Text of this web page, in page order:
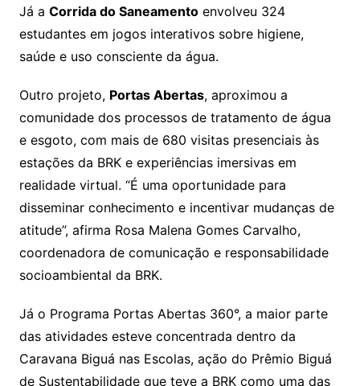
Já a Corrida do Saneamentoenvolveu 324
estudantes em jogos interativos sobre higiene,
saúde e uso consciente da água.
Outro projeto, Portas Abertas, aproximou a
comunidade dos processos de tratamento de água
e esgoto, com mais de 680 visitas presenciais às
estações da BRK e experiências imersivas em
realidade virtual. “É uma oportunidade para
disseminar conhecimento e incentivar mudanças de
atitude”, afirma Rosa Malena Gomes Carvalho,
coordenadora de comunicação e responsabilidade
socioambiental da BRK.
Já o Programa Portas Abertas 360°, a maior parte
das atividades esteve concentrada dentro da
Caravana Biguá nas Escolas, ação do Prêmio Biguá
de Sustentabilidade que teve a BRK como uma das